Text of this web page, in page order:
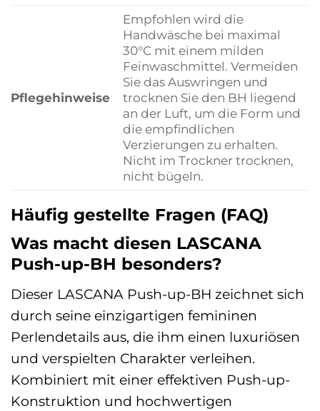
Pflegehinweise
Empfohlen wird die
Handwäsche bei maximal
30°C mit einem milden
Feinwaschmittel. Vermeiden
Sie das Auswringen und
trocknen Sie den BH liegend
an der Luft, um die Form und
die empfindlichen
Verzierungen zu erhalten.
Nicht im Trockner trocknen,
nicht bügeln.
Häufig gestellte Fragen (FAQ)
Was macht diesen LASCANA
Push-up-BH besonders?
Dieser LASCANA Push-up-BH zeichnet sich
durch seine einzigartigen femininen
Perlendetails aus, die ihm einen luxuriösen
und verspielten Charakter verleihen.
Kombiniert mit einer effektiven Push-up-
Konstruktion und hochwertigen